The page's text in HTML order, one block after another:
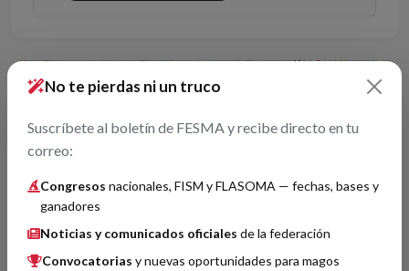
+No te pierdas ni un truco
Suscríbete al boletín de FESMA y recibe directo en tu
correo:
Congresos nacionales, FISM y FLASOMA — fechas, bases y
ganadores
Noticias y comunicados oficiales de la federación
Convocatorias y nuevas oportunidades para magos